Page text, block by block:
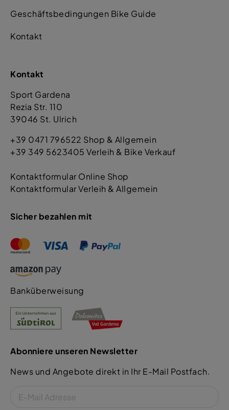
Geschäftsbedingungen Bike Guide
Kontakt
Kontakt
Sport Gardena
Rezia Str. 110
39046 St. Ulrich
+39 0471 796522 Shop & Allgemein
+39 349 5623405 Verleih & Bike Verkauf
Kontaktformular Online Shop
Kontaktformular Verleih & Allgemein
Sicher bezahlen mit
Banküberweisung
Abonniere unseren Newsletter
News und Angebote direkt in Ihr E-Mail Postfach.